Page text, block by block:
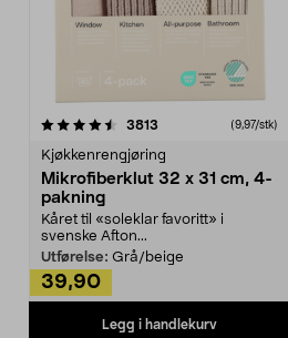
3813 anmeldelser(9,97/stk)
Kjøkkenrengjøring
Mikrofiberklut 32 x 31 cm, 4-
pakning
Kåret til «soleklar favoritt» i
svenske Afton...
Utførelse: Grå/beige
39,90
Legg i handlekurv
4.5av 5 stjerner